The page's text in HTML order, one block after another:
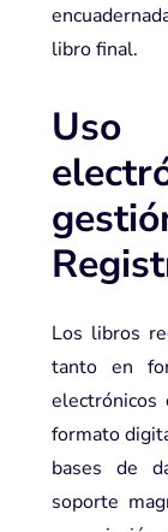
libro final.
Los libros
tanto en
formato
bases de
soporte